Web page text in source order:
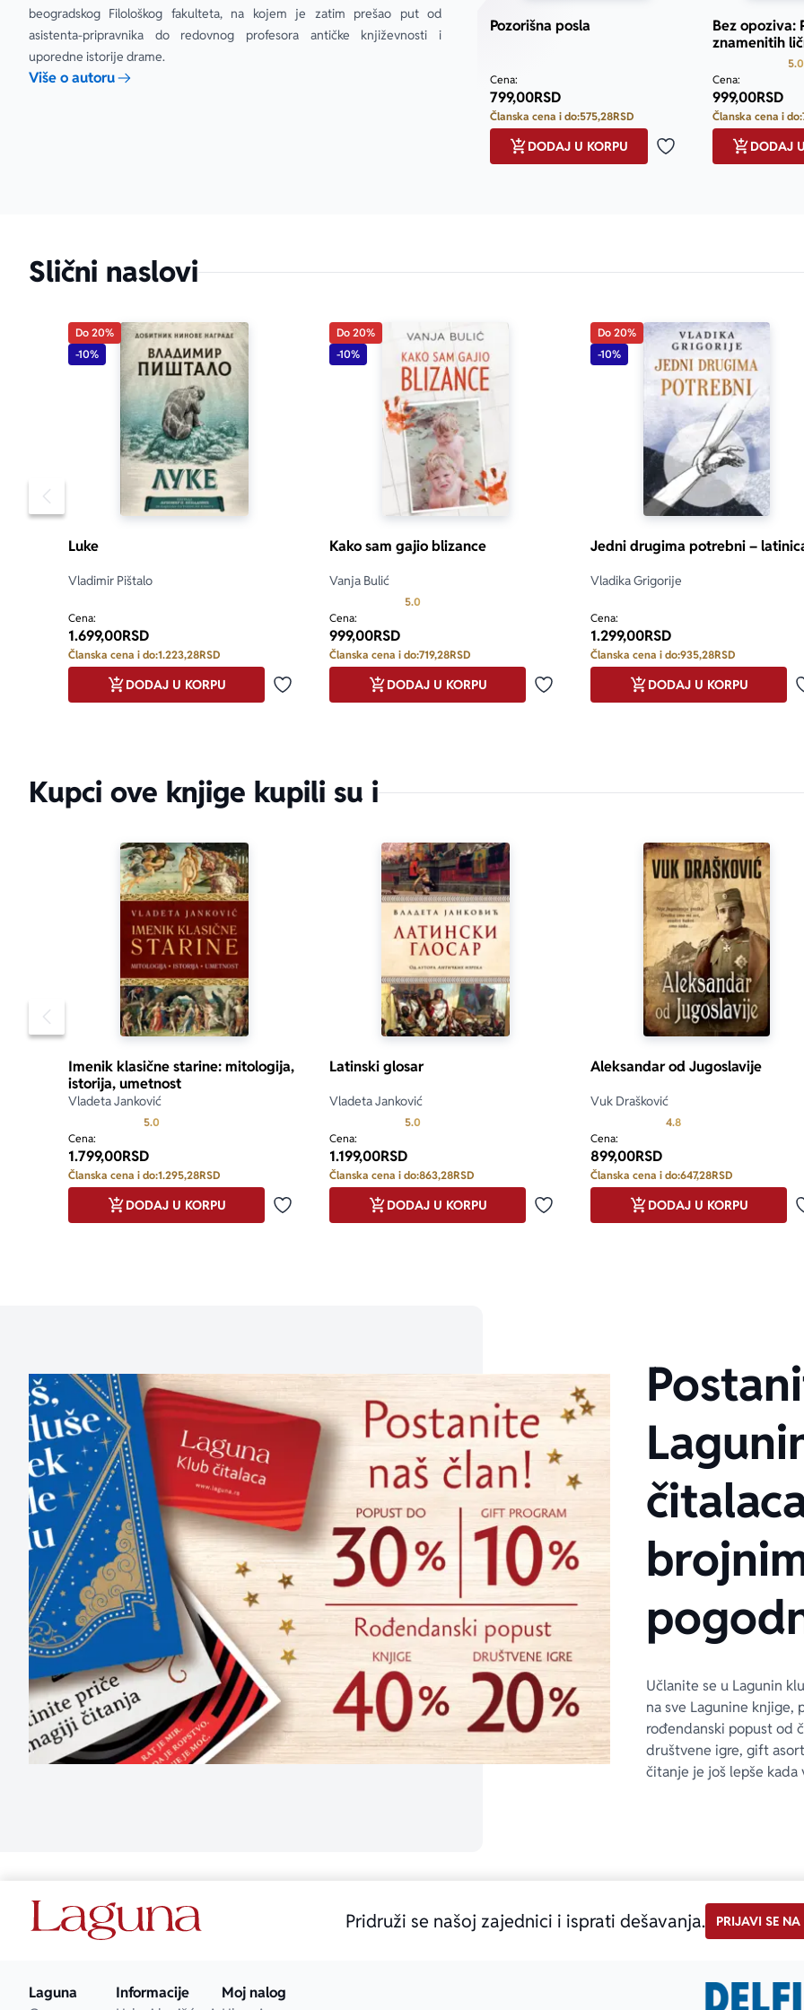
beogradskog Filološkog fakulteta, na kojem je zatim prešao put od
asistenta-pripravnika do redovnog profesora antičke književnosti i
uporedne istorije drame.
Više o autoru
Pozorišna posla
Cena:
799,00RSD
Članska cena i do:575,28RSD
Dodaj u omiljene
DODAJ U KORPU
Bez opoziva:
znamenitih
5.0
Cena:
999,00RSD
Članska cena i do:
DODAJ
Slični naslovi
Pomeranje sadržaja slajdera u levo
Do 20%
-10%
Luke
Vladimir Pištalo
Cena:
1.699,00RSD
Članska cena i do:1.223,28RSD
Dodaj u omiljene
DODAJ U KORPU
Do 20%
-10%
Kako sam gajio blizance
Vanja Bulić
5.0
Cena:
999,00RSD
Članska cena i do:719,28RSD
Dodaj u omiljene
DODAJ U KORPU
Do 20%
-10%
Jedni drugima potrebni –
Vladika Grigorije
Cena:
1.299,00RSD
Članska cena i do:935,28RSD
DODAJ U KORPU
Kupci ove knjige kupili su i
Pomeranje sadržaja slajdera u levo
Imenik klasične starine: mitologija,
istorija, umetnost
Vladeta Janković
5.0
Cena:
1.799,00RSD
Članska cena i do:1.295,28RSD
Dodaj u omiljene
DODAJ U KORPU
Latinski glosar
Vladeta Janković
5.0
Cena:
1.199,00RSD
Članska cena i do:863,28RSD
Dodaj u omiljene
DODAJ U KORPU
Aleksandar od Jugoslavije
Vuk Drašković
4.8Prosecna ocena je 4.8 od
Cena:
899,00RSD
Članska cena i do:647,28RSD
DODAJ U KORPU
Učlanite se u Lagunin
na sve Lagunine knjige,
rođendanski popust od
društvene igre, gift
čitanje je još lepše kada
Pridruži se našoj zajednici i isprati dešavanja. PRIJAVI SE NA
Laguna
Informacije
Moj nalog